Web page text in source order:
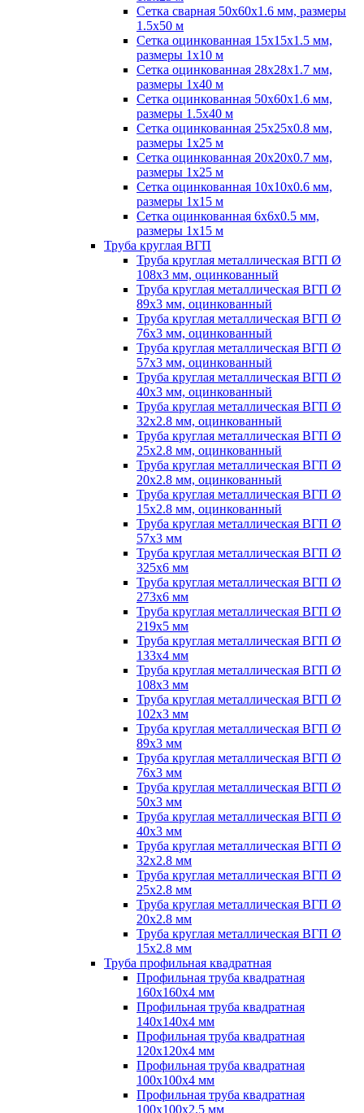
Сетка сварная 50х60х1.6 мм, размеры
1.5х50 м
Сетка оцинкованная 15х15х1.5 мм,
размеры 1х10 м
Сетка оцинкованная 28х28х1.7 мм,
размеры 1х40 м
Сетка оцинкованная 50х60х1.6 мм,
размеры 1.5х40 м
Сетка оцинкованная 25х25х0.8 мм,
размеры 1х25 м
Сетка оцинкованная 20х20х0.7 мм,
размеры 1х25 м
Сетка оцинкованная 10х10х0.6 мм,
размеры 1х15 м
Сетка оцинкованная 6х6х0.5 мм,
размеры 1х15 м
Труба круглая ВГП
Труба круглая металлическая ВГП Ø
108х3 мм, оцинкованный
Труба круглая металлическая ВГП Ø
89х3 мм, оцинкованный
Труба круглая металлическая ВГП Ø
76х3 мм, оцинкованный
Труба круглая металлическая ВГП Ø
57х3 мм, оцинкованный
Труба круглая металлическая ВГП Ø
40х3 мм, оцинкованный
Труба круглая металлическая ВГП Ø
32х2.8 мм, оцинкованный
Труба круглая металлическая ВГП Ø
25х2.8 мм, оцинкованный
Труба круглая металлическая ВГП Ø
20х2.8 мм, оцинкованный
Труба круглая металлическая ВГП Ø
15х2.8 мм, оцинкованный
Труба круглая металлическая ВГП Ø
57х3 мм
Труба круглая металлическая ВГП Ø
325х6 мм
Труба круглая металлическая ВГП Ø
273х6 мм
Труба круглая металлическая ВГП Ø
219х5 мм
Труба круглая металлическая ВГП Ø
133х4 мм
Труба круглая металлическая ВГП Ø
108х3 мм
Труба круглая металлическая ВГП Ø
102х3 мм
Труба круглая металлическая ВГП Ø
89х3 мм
Труба круглая металлическая ВГП Ø
76х3 мм
Труба круглая металлическая ВГП Ø
50х3 мм
Труба круглая металлическая ВГП Ø
40х3 мм
Труба круглая металлическая ВГП Ø
32х2.8 мм
Труба круглая металлическая ВГП Ø
25х2.8 мм
Труба круглая металлическая ВГП Ø
20х2.8 мм
Труба круглая металлическая ВГП Ø
15х2.8 мм
Труба профильная квадратная
Профильная труба квадратная
160х160х4 мм
Профильная труба квадратная
140х140х4 мм
Профильная труба квадратная
120х120х4 мм
Профильная труба квадратная
100х100х4 мм
Профильная труба квадратная
100х100х2.5 мм